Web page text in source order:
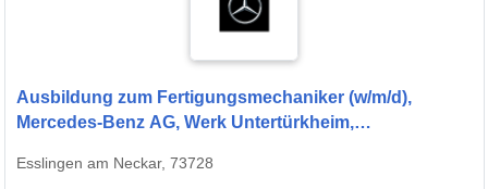
Ausbildung zum Fertigungsmechaniker (w/m/d),
Mercedes-Benz AG, Werk Untertürkheim,
Esslingen am Neckar, 73728